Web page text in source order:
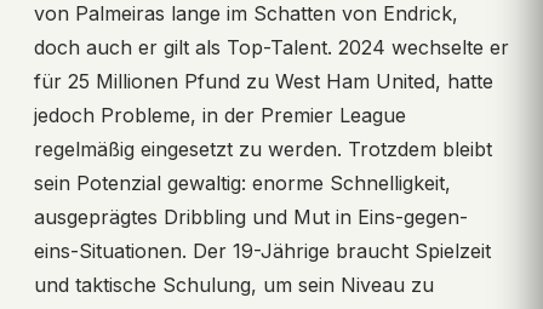
von Palmeiras lange im Schatten von Endrick,
doch auch er gilt als Top-Talent. 2024 wechselte er
für 25 Millionen Pfund zu West Ham United, hatte
jedoch Probleme, in der Premier League
regelmäßig eingesetzt zu werden. Trotzdem bleibt
sein Potenzial gewaltig: enorme Schnelligkeit,
ausgeprägtes Dribbling und Mut in Eins-gegen-
eins-Situationen. Der 19-Jährige braucht Spielzeit
und taktische Schulung, um sein Niveau zu